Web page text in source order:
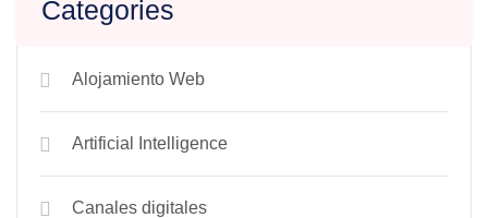
Categories
Alojamiento Web
Artificial Intelligence
Canales digitales